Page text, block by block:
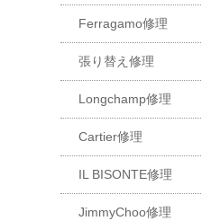
Ferragamo修理
張り替え修理
Longchamp修理
Cartier修理
IL BISONTE修理
JimmyChoo修理